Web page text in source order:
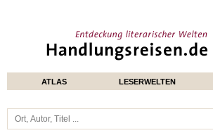
ATLAS LESERWELTEN